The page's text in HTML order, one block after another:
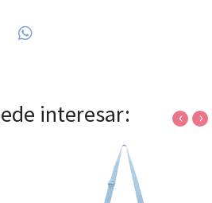
interesar: ‹ ›